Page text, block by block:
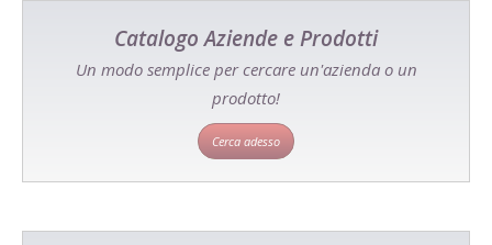
Catalogo Aziende e Prodotti
Un modo semplice per cercare un'azienda o un
prodotto!
Cerca adesso